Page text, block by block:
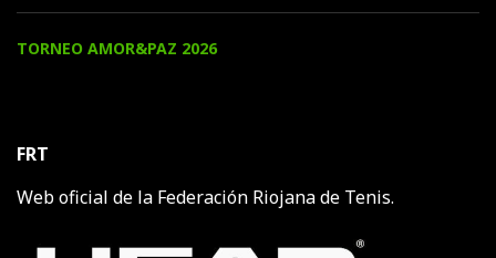
TORNEO AMOR&PAZ 2026
FRT
Web oficial de la Federación Riojana de Tenis.